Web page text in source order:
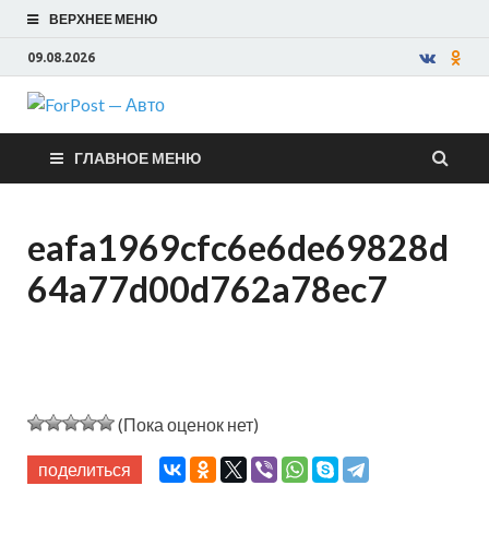
ВЕРХНЕЕ МЕНЮ
09.08.2026
ForPost —
Авто
ГЛАВНОЕ МЕНЮ
eafa1969cfc6e6de69828d
64a77d00d762a78ec7
(Пока оценок нет)
поделиться